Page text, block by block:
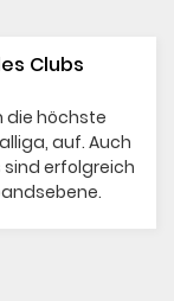
Clubs
die höchste
auf. Auch
erfolgreich